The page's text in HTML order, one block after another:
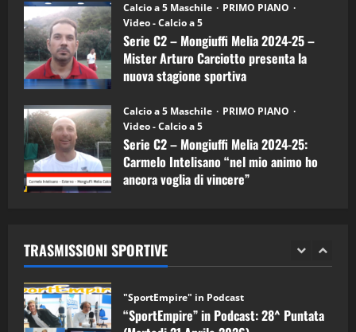
Calcio a 5 Maschile
PRIMO PIANO
Video - Calcio a 5
Serie C2 – Mongiuffi Melia 2024-25 –
Mister Arturo Carciotto presenta la
nuova stagione sportiva
Calcio a 5 Maschile
PRIMO PIANO
Video - Calcio a 5
Serie C2 – Mongiuffi Melia 2024-25:
Carmelo Intelisano “nel mio animo ho
ancora voglia di vincere”
TRASMISSIONI SPORTIVE
"SportEmpire" in Podcast
“SportEmpire” in Podcast: 30^ Puntata
(Martedi 05 Maggio 2026)
"SportEmpire" in Podcast Sport News
“SportEmpire” in Podcast: 29^ Puntata
(Martedi 28 Aprile 2026)
3
"SportEmpire" in Podcast
“SportEmpire” in Podcast: 28^ Puntata
21/04/2026